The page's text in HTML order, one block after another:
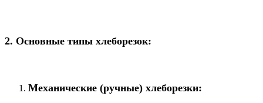
2. Основные типы хлеборезок:
Механические (ручные) хлеборезки: